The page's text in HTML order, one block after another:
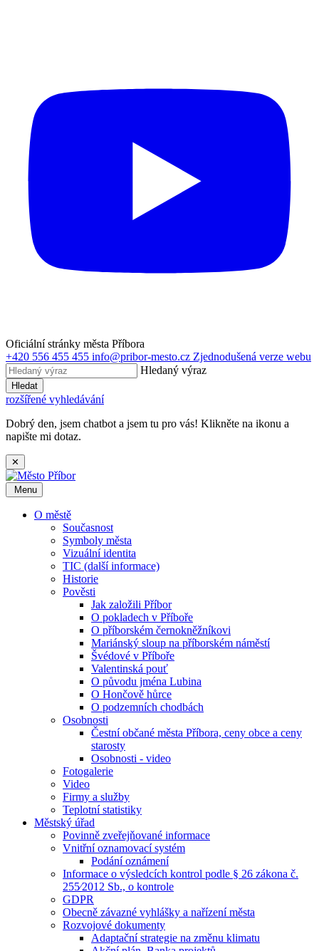
Oficiální stránky města Příbora
+420 556 455 455 info@pribor-mesto.cz Zjednodušená verze webu
Hledaný výraz
Hledat
rozšířené vyhledávání
Dobrý den, jsem chatbot a jsem tu pro vás! Klikněte na ikonu a
napište mi dotaz.
✕
Menu
O městě
Současnost
Symboly města
Vizuální identita
TIC (další informace)
Historie
Pověsti
Jak založili Příbor
O pokladech v Příboře
O příborském černokněžníkovi
Mariánský sloup na příborském náměstí
Švédové v Příboře
Valentinská pouť
O původu jména Lubina
O Hončově hůrce
O podzemních chodbách
Osobnosti
Čestní občané města Příbora, ceny obce a ceny
starosty
Osobnosti - video
Fotogalerie
Video
Firmy a služby
Teplotní statistiky
Městský úřad
Povinně zveřejňované informace
Vnitřní oznamovací systém
Podání oznámení
Informace o výsledcích kontrol podle § 26 zákona č.
255⁄2012 Sb., o kontrole
GDPR
Obecně závazné vyhlášky a nařízení města
Rozvojové dokumenty
Adaptační strategie na změnu klimatu